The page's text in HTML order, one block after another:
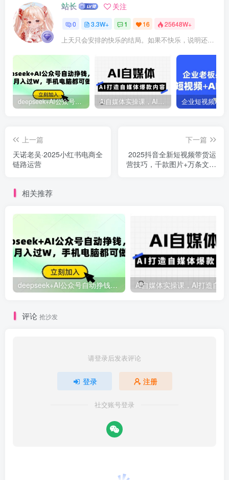
站长 关注
0 3.3W+ 1 16 25648W+
上天只会安排的快乐的结局。如果不快乐，说明还不是最后结局
deepseek+AI公众号自动挣钱，轻松月入过W，手机电脑都可做 Ai自媒体实操课，AI打造自媒体爆款内容
上一篇
天诺老吴·2025小红书电商全
链路运营
下一篇
2025抖音全新短视频带货运
营技巧，千款图片+万条文案
相关推荐
deepseek+AI公众号自动挣钱，轻松月入过W，手机电脑都可做
评论 抢沙发
请登录后发表评论
登录 注册
社交账号登录